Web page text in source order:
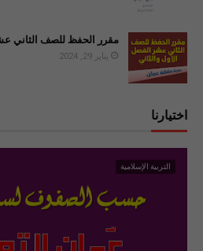
مقرر الحفظ للصف الثاني
يناير 29, 2024
اختيارنا
التربية الإسلامية